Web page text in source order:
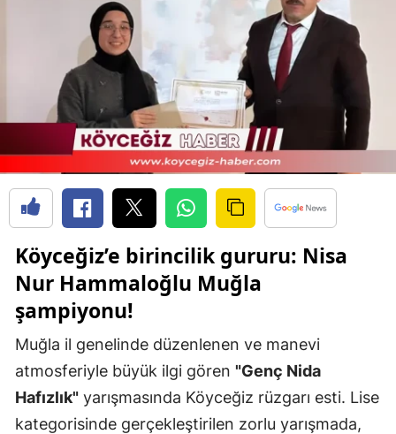
Köyceğiz’e birincilik gururu: Nisa
Nur Hammaloğlu Muğla
şampiyonu!
Muğla il genelinde düzenlenen ve manevi
atmosferiyle büyük ilgi gören "Genç Nida
Hafızlık" yarışmasında Köyceğiz rüzgarı esti. Lise
kategorisinde gerçekleştirilen zorlu yarışmada,